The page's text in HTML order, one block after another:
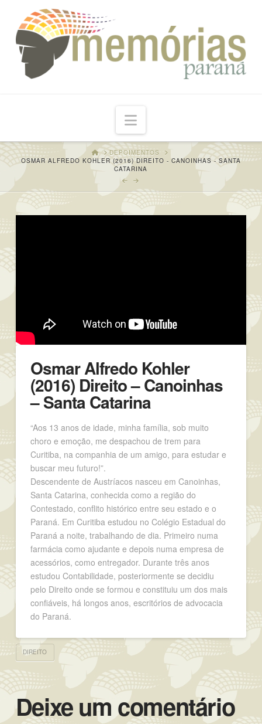
Navigation
HOMEDEPOIMENTOS
OSMAR ALFREDO KOHLER (2016) DIREITO - CANOINHAS - SANTA
CATARINA
Osmar Alfredo Kohler
(2016) Direito – Canoinhas
– Santa Catarina
“Aos 13 anos de idade, minha família, sob muito
choro e emoção, me despachou de trem para
Curitiba, na companhia de um amigo, para estudar e
buscar meu futuro!”.
Descendente de Austríacos nasceu em Canoinhas,
Santa Catarina, conhecida como a região do
Contestado, conflito histórico entre seu estado e o
Paraná. Em Curitiba estudou no Colégio Estadual do
Paraná a noite, trabalhando de dia. Primeiro numa
farmácia como ajudante e depois numa empresa de
acessórios, como entregador. Durante três anos
estudou Contabilidade, posteriormente se decidiu
pelo Direito onde se formou e constituiu um dos mais
confiáveis, há longos anos, escritórios de advocacia
do Paraná.
DIREITO
Deixe um comentário